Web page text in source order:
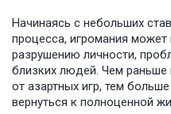
Начинаясь с небольших
процесса, игромания может
разрушению личности,
близких людей. Чем раньше
от азартных игр, тем
вернуться к полноценной